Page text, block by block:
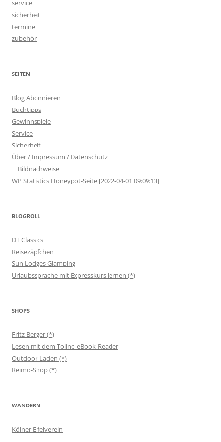
service
sicherheit
termine
zubehör
SEITEN
Blog Abonnieren
Buchtipps
Gewinnspiele
Service
Sicherheit
Über / Impressum / Datenschutz
Bildnachweise
WP Statistics Honeypot-Seite [2022-04-01 09:09:13]
BLOGROLL
DT Classics
Reisezäpfchen
Sun Lodges Glamping
Urlaubssprache mit Expresskurs lernen (*)
SHOPS
Fritz Berger (*)
Lesen mit dem Tolino-eBook-Reader
Outdoor-Laden (*)
Reimo-Shop (*)
WANDERN
Kölner Eifelverein